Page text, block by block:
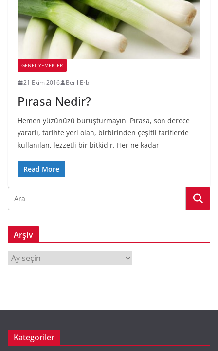
GENEL YEMEKLER
21 Ekim 2016 Beril Erbil
Pırasa Nedir?
Hemen yüzünüzü buruşturmayın! Pırasa, son derece
yararlı, tarihte yeri olan, birbirinden çeşitli tariflerde
kullanılan, lezzetli bir bitkidir. Her ne kadar
Read More
Arşiv
Kategoriler